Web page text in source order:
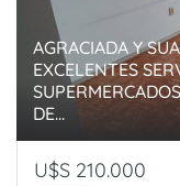
AGRACIADA Y
EXCELENTES
DE...
U$S 210.000